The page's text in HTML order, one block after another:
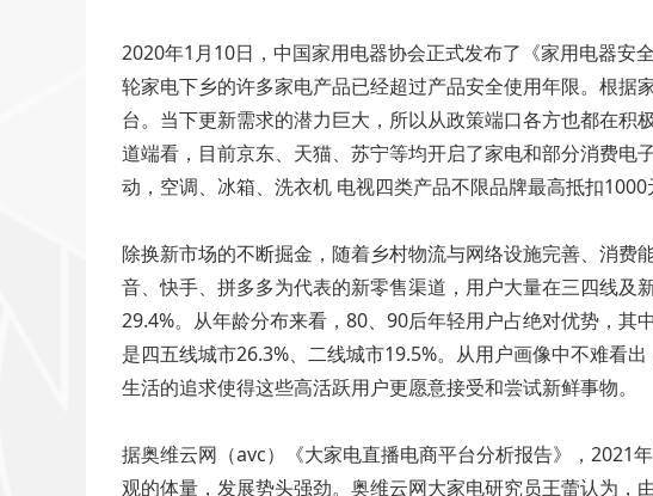
2020年1月10日，中国家用电器协会正式发布了《家用电器安
轮家电下乡的许多家电产品已经超过产品安全使用年限。根
台。当下更新需求的潜力巨大，所以从政策端口各方也都在
道端看，目前京东、天猫、苏宁等均开启了家电和部分消费
动，空调、冰箱、洗衣机 电视四类产品不限品牌最高抵扣
除换新市场的不断掘金，随着乡村物流与网络设施完善、消
音、快手、拼多多为代表的新零售渠道，用户大量在三四线
29.4%。从年龄分布来看，80、90后年轻用户占绝对优势，
是四五线城市26.3%、二线城市19.5%。从用户画像中不难看
生活的追求使得这些高活跃用户更愿意接受和尝试新鲜事物。
据奥维云网（avc）《大家电直播电商平台分析报告》，2021
观的体量，发展势头强劲。奥维云网大家电研究员王蕾认为